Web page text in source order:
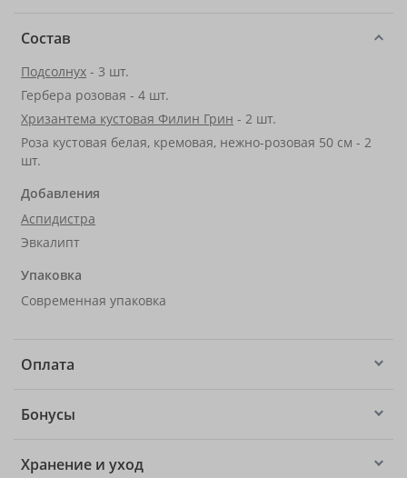
Состав
Подсолнух - 3 шт.
Гербера розовая - 4 шт.
Хризантема кустовая Филин Грин - 2 шт.
Роза кустовая белая, кремовая, нежно-розовая 50 см - 2
шт.
Добавления
Аспидистра
Эвкалипт
Упаковка
Современная упаковка
Оплата
Бонусы
Хранение и уход